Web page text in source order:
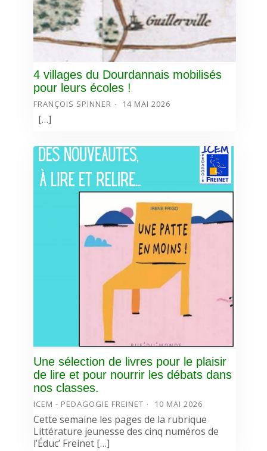
4 villages du Dourdannais mobilisés
pour leurs écoles !
FRANÇOIS SPINNER 14 MAI 2026
[…]
Une sélection de livres pour le plaisir
de lire et pour nourrir les débats dans
nos classes.
ICEM - PEDAGOGIE FREINET 10 MAI 2026
Cette semaine les pages de la rubrique
Littérature jeunesse des cinq numéros de
l’Éduc’ Freinet […]